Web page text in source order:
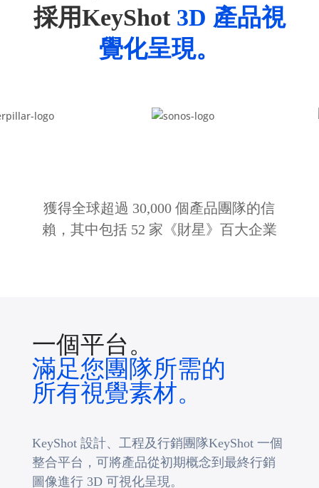
採用KeyShot 3D 產品視
覺化呈現。
獲得全球超過 30,000 個產品團隊的信
賴，其中包括 52 家《財星》百大企業
一個平台。
滿足您團隊所需的
所有視覺素材。
KeyShot 設計、工程及行銷團隊KeyShot 一個
整合平台，可將產品從初期概念到最終行銷
圖像進行 3D 可視化呈現。